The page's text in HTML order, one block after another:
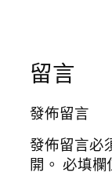
留言
發佈留言
發佈留言必
開。 必填欄